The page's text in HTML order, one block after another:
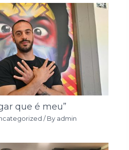
que é meu”
/ By admin